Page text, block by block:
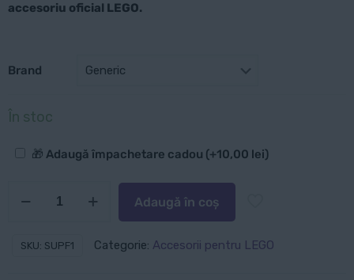
accesoriu oficial LEGO.
Brand
În stoc
Opțiuni
🎁 Adaugă împachetare cadou (+10,00 lei)
Adaugă în coș
SKU: SUPF1 Categorie: Accesorii pentru LEGO